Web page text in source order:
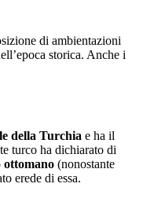
di ambientazioni
storica. Anche i
della Turchia e ha il
turco ha dichiarato di
ottomano (nonostante
erede di essa.